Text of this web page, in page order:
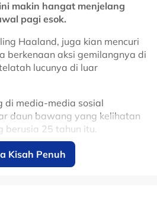
makin hangat menjelang
pagi esok.
Haaland, juga kian mencuri
berkenaan aksi gemilangnya di
lucunya di luar
di media-media sosial
daun bawang yang kelihatan
berusia 25 tahun itu.
Kisah Penuh